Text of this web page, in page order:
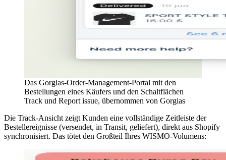
Das Gorgias-Order-Management-Portal mit den
Bestellungen eines Käufers und den Schaltflächen
Track und Report issue, übernommen von Gorgias
Die Track-Ansicht zeigt Kunden eine vollständige Zeitleiste der
Bestellereignisse (versendet, in Transit, geliefert), direkt aus Shopify
synchronisiert. Das tötet den Großteil Ihres WISMO-Volumens: